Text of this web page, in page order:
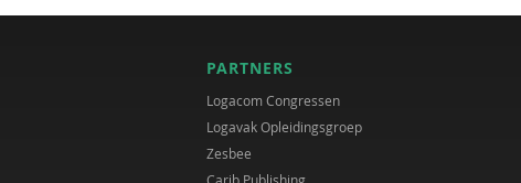
PARTNERS
Logacom Congressen
Logavak Opleidingsgroep
Zesbee